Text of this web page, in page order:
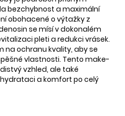
bezchybnost a maximální
obohacené o výtažky z
se mísí v dokonalém
pleti a redukci vrásek.
na ochranu kvality, aby se
vlastnosti. Tento make-
vzhled, ale také
a komfort po celý